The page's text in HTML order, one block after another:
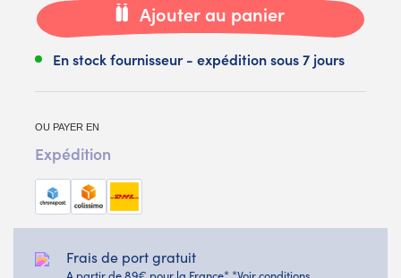
Ajouter au panier
En stock fournisseur - expédition sous 7 jours
OU PAYER EN
Expédition
Frais de port gratuit
A partir de 89€ pour la France* *Voir conditions